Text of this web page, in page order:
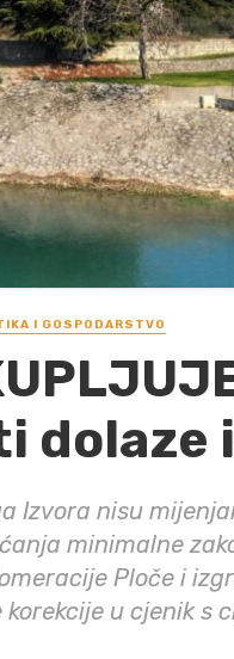
I GOSPODARSTVO
dolaze
Izvora nisu
minimalne
Ploče i
korekcije u cjenik s